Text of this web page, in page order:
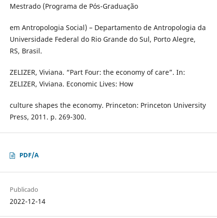
Mestrado (Programa de Pós-Graduação
em Antropologia Social) – Departamento de Antropologia da
Universidade Federal do Rio Grande do Sul, Porto Alegre,
RS, Brasil.
ZELIZER, Viviana. “Part Four: the economy of care”. In:
ZELIZER, Viviana. Economic Lives: How
culture shapes the economy. Princeton: Princeton University
Press, 2011. p. 269-300.
PDF/A
Publicado
2022-12-14